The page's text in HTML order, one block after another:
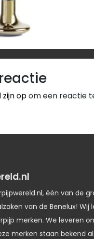
zijn opom een reactie
één van de
van de Benelux! Wij
merken. We leveren
merken staan bekend